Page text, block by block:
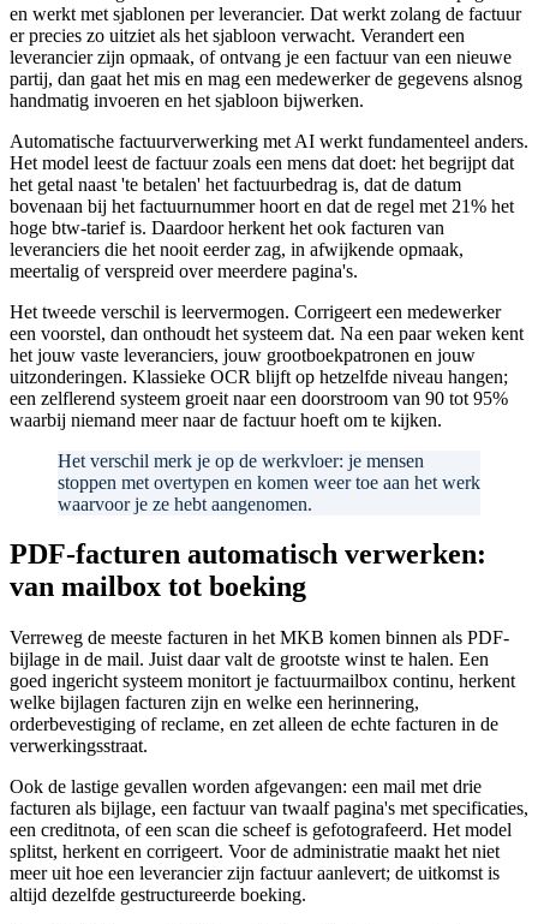
en werkt met sjablonen per leverancier. Dat werkt zolang de factuur
er precies zo uitziet als het sjabloon verwacht. Verandert een
leverancier zijn opmaak, of ontvang je een factuur van een nieuwe
partij, dan gaat het mis en mag een medewerker de gegevens alsnog
handmatig invoeren en het sjabloon bijwerken.
Automatische factuurverwerking met AI werkt fundamenteel anders.
Het model leest de factuur zoals een mens dat doet: het begrijpt dat
het getal naast 'te betalen' het factuurbedrag is, dat de datum
bovenaan bij het factuurnummer hoort en dat de regel met 21% het
hoge btw-tarief is. Daardoor herkent het ook facturen van
leveranciers die het nooit eerder zag, in afwijkende opmaak,
meertalig of verspreid over meerdere pagina's.
Het tweede verschil is leervermogen. Corrigeert een medewerker
een voorstel, dan onthoudt het systeem dat. Na een paar weken kent
het jouw vaste leveranciers, jouw grootboekpatronen en jouw
uitzonderingen. Klassieke OCR blijft op hetzelfde niveau hangen;
een zelflerend systeem groeit naar een doorstroom van 90 tot 95%
waarbij niemand meer naar de factuur hoeft om te kijken.
Het verschil merk je op de werkvloer: je mensen
stoppen met overtypen en komen weer toe aan het werk
waarvoor je ze hebt aangenomen.
PDF-facturen automatisch verwerken:
van mailbox tot boeking
Verreweg de meeste facturen in het MKB komen binnen als PDF-
bijlage in de mail. Juist daar valt de grootste winst te halen. Een
goed ingericht systeem monitort je factuurmailbox continu, herkent
welke bijlagen facturen zijn en welke een herinnering,
orderbevestiging of reclame, en zet alleen de echte facturen in de
verwerkingsstraat.
Ook de lastige gevallen worden afgevangen: een mail met drie
facturen als bijlage, een factuur van twaalf pagina's met specificaties,
een creditnota, of een scan die scheef is gefotografeerd. Het model
splitst, herkent en corrigeert. Voor de administratie maakt het niet
meer uit hoe een leverancier zijn factuur aanlevert; de uitkomst is
altijd dezelfde gestructureerde boeking.